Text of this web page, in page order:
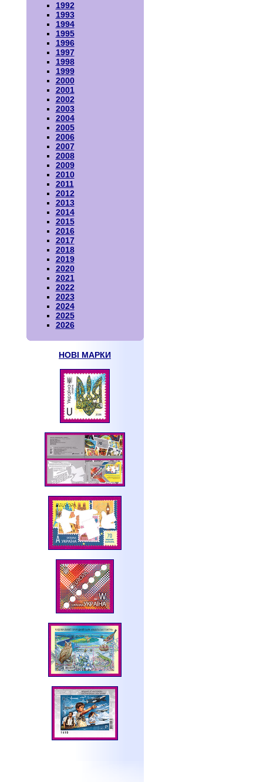
1992
1993
1994
1995
1996
1997
1998
1999
2000
2001
2002
2003
2004
2005
2006
2007
2008
2009
2010
2011
2012
2013
2014
2015
2016
2017
2018
2019
2020
2021
2022
2023
2024
2025
2026
НОВІ МАРКИ